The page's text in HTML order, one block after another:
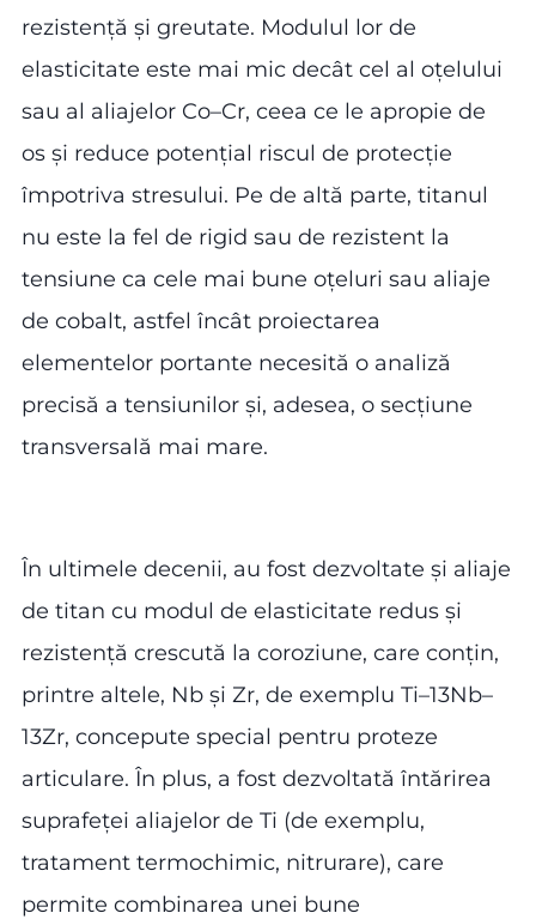
rezistență și greutate. Modulul lor de
elasticitate este mai mic decât cel al oțelului
sau al aliajelor Co–Cr, ceea ce le apropie de
os și reduce potențial riscul de protecție
împotriva stresului. Pe de altă parte, titanul
nu este la fel de rigid sau de rezistent la
tensiune ca cele mai bune oțeluri sau aliaje
de cobalt, astfel încât proiectarea
elementelor portante necesită o analiză
precisă a tensiunilor și, adesea, o secțiune
transversală mai mare.
În ultimele decenii, au fost dezvoltate și aliaje
de titan cu modul de elasticitate redus și
rezistență crescută la coroziune, care conțin,
printre altele, Nb și Zr, de exemplu Ti–13Nb–
13Zr, concepute special pentru proteze
articulare. În plus, a fost dezvoltată întărirea
suprafeței aliajelor de Ti (de exemplu,
tratament termochimic, nitrurare), care
permite combinarea unei bune